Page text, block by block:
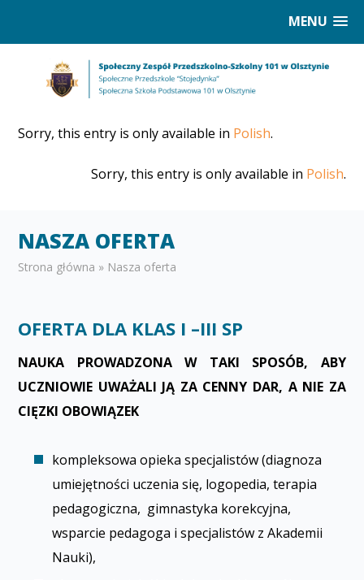
MENU
Sorry, this entry is only available in Polish.
Sorry, this entry is only available in Polish.
NASZA OFERTA
Strona główna » Nasza oferta
OFERTA DLA KLAS I –III SP
NAUKA PROWADZONA W TAKI SPOSÓB, ABY
UCZNIOWIE UWAŻALI JĄ ZA CENNY DAR, A NIE ZA
CIĘZKI OBOWIĄZEK
kompleksowa opieka specjalistów (diagnoza
umiejętności uczenia się, logopedia, terapia
pedagogiczna, gimnastyka korekcyjna,
wsparcie pedagoga i specjalistów z Akademii
Nauki),